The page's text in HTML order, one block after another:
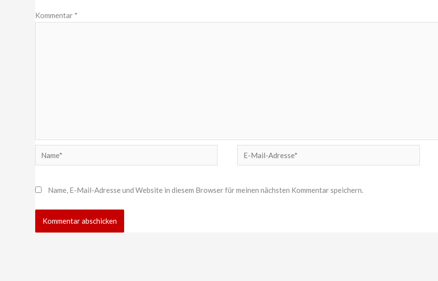
Kommentar *
Name*
E-
Mail-
Name, E-Mail-Adresse und Website in diesem Browser für meinen nächsten Kommentar speichern.